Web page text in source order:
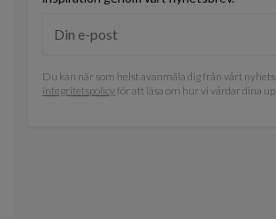
Du kan när som helst avanmäla dig från vårt
integritetspolicyför att läsa om hur vi vårdar dina